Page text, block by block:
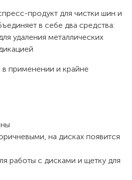
продукт для чистки шин и
в себе два средства:
удаления металлических
применении и крайне
на дисках появится
работы с дисками и щетку для